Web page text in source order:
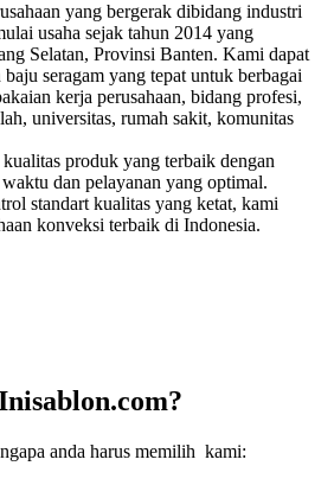
yang bergerak dibidang industri
usaha sejak tahun 2014 yang
Selatan, Provinsi Banten. Kami dapat
seragam yang tepat untuk berbagai
kerja perusahaan, bidang profesi,
universitas, rumah sakit, komunitas
produk yang terbaik dengan
dan pelayanan yang optimal.
standart kualitas yang ketat, kami
konveksi terbaik di Indonesia.
anda harus memilih kami: